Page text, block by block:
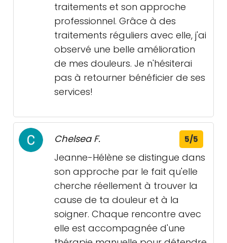
traitements et son approche
professionnel. Grâce à des
traitements réguliers avec elle, j'ai
observé une belle amélioration
de mes douleurs. Je n'hésiterai
pas à retourner bénéficier de ses
services!
Chelsea F. 5/5
Jeanne-Hélène se distingue dans
son approche par le fait qu'elle
cherche réellement à trouver la
cause de ta douleur et à la
soigner. Chaque rencontre avec
elle est accompagnée d'une